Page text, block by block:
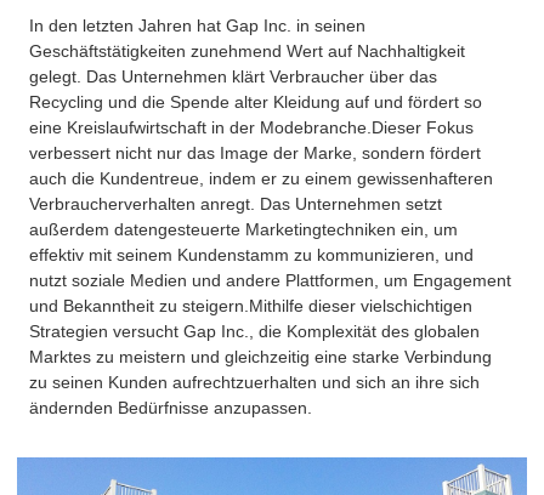
In den letzten Jahren hat Gap Inc. in seinen
Geschäftstätigkeiten zunehmend Wert auf Nachhaltigkeit
gelegt. Das Unternehmen klärt Verbraucher über das
Recycling und die Spende alter Kleidung auf und fördert so
eine Kreislaufwirtschaft in der Modebranche.Dieser Fokus
verbessert nicht nur das Image der Marke, sondern fördert
auch die Kundentreue, indem er zu einem gewissenhafteren
Verbraucherverhalten anregt. Das Unternehmen setzt
außerdem datengesteuerte Marketingtechniken ein, um
effektiv mit seinem Kundenstamm zu kommunizieren, und
nutzt soziale Medien und andere Plattformen, um Engagement
und Bekanntheit zu steigern.Mithilfe dieser vielschichtigen
Strategien versucht Gap Inc., die Komplexität des globalen
Marktes zu meistern und gleichzeitig eine starke Verbindung
zu seinen Kunden aufrechtzuerhalten und sich an ihre sich
ändernden Bedürfnisse anzupassen.